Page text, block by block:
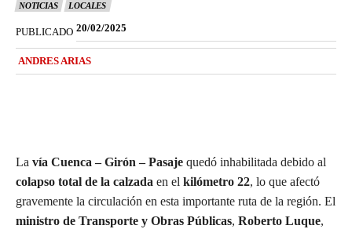
NOTICIAS LOCALES
PUBLICADO 20/02/2025
ANDRES ARIAS
La vía Cuenca – Girón – Pasaje quedó inhabilitada debido al
colapso total de la calzada en el kilómetro 22, lo que afectó
gravemente la circulación en esta importante ruta de la región. El
ministro de Transporte y Obras Públicas, Roberto Luque,